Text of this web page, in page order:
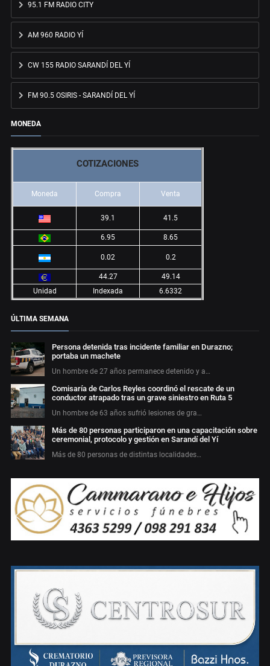
95.1 FM RADIO CITY
AM 960 RADIO YÍ
CW 155 RADIO SARANDÍ DEL YÍ
FM 90.5 OSIRIS - SARANDÍ DEL YÍ
MONEDA
COTIZACIONES
Moneda Compra Venta
39.1 41.5
6.95 8.65
0.02 0.2
44.27
49.14
Unidad
Indexada 6.6332
ÚLTIMA SEMANA
Persona detenida tras incidente familiar en Durazno;
portaba un machete
Un hombre de 27 años permanece detenido y a…
Comisaría de Carlos Reyles coordinó el rescate de un
conductor atrapado tras un grave siniestro en Ruta 5
Un hombre de 63 años sufrió lesiones de gra…
Más de 80 personas participaron en una capacitación sobre
ceremonial, protocolo y gestión en Sarandí del Yí
Más de 80 personas de distintas localidades…